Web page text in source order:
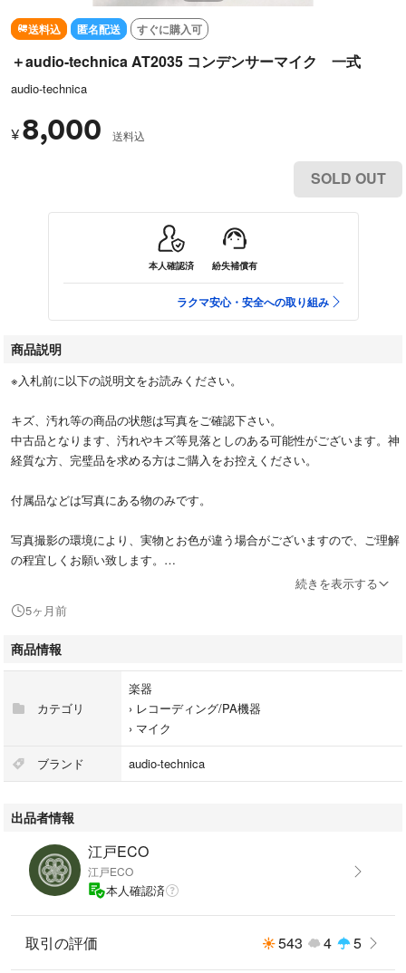
送料込 匿名配送 すぐに購入可
＋audio-technica AT2035 コンデンサーマイク 一式
audio-technica
¥ 8,000 送料込
SOLD OUT
本人確認済 紛失補償有
ラクマ安心・安全への取り組み
商品説明
※入札前に以下の説明文をお読みください。
キズ、汚れ等の商品の状態は写真をご確認下さい。
中古品となります、汚れやキズ等見落としのある可能性がございます。神
経質な方、完璧品を求める方はご購入をお控えください。
付属品などは写真にある物のみです。
写真撮影の環境により、実物とお色が違う場合がございますので、ご理解
の程宜しくお願い致します。
落札後7日以内にご連絡を頂けない場合は、落札者都合のキャンセル処理
をさせていただく可能性ございます。
できるだけ丁寧に梱包しますが、簡易包装となりますのでご了承くださ
い。
取り置き、専用、ゆうゆうメルカリ便はできません。
認下さいませ。
大幅な値下げは行いません。
非常識なコメント、無理な値下げ交渉などは全て削除させていただきま
幅広いジャンルのお品物を出品させて頂いておりますが各種専門ではない
続きを表示する
5ヶ月前
商品情報
カテゴリ
楽器
› レコーディング/PA機器
› マイク
ブランド audio-technica
出品者情報
江戸ECO
江戸ECO
本人確認済
取引の評価 543 4 5